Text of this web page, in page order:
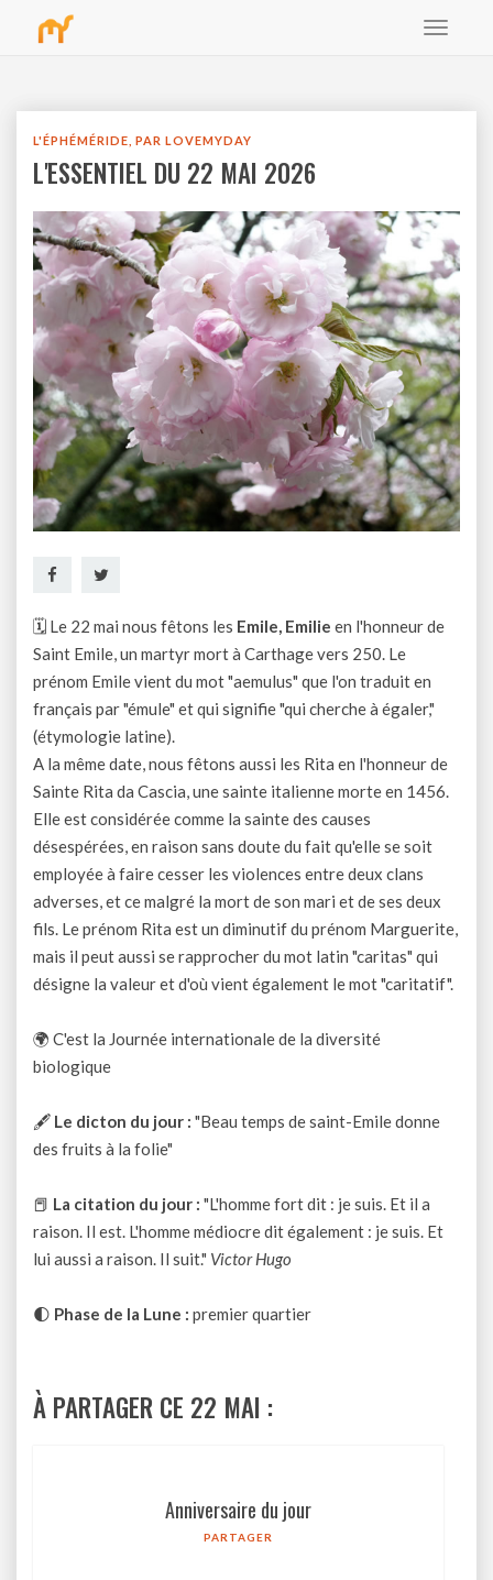
Toggle
L'ÉPHÉMÉRIDE, PAR LOVEMYDAY
L'ESSENTIEL DU 22 MAI 2026
🗓 Le 22 mai nous fêtons les Emile, Emilie en l'honneur de
Saint Emile, un martyr mort à Carthage vers 250. Le
prénom Emile vient du mot "aemulus" que l'on traduit en
français par "émule" et qui signifie "qui cherche à égaler,"
(étymologie latine).
A la même date, nous fêtons aussi les Rita en l'honneur de
Sainte Rita da Cascia, une sainte italienne morte en 1456.
Elle est considérée comme la sainte des causes
désespérées, en raison sans doute du fait qu'elle se soit
employée à faire cesser les violences entre deux clans
adverses, et ce malgré la mort de son mari et de ses deux
fils. Le prénom Rita est un diminutif du prénom Marguerite,
mais il peut aussi se rapprocher du mot latin "caritas" qui
désigne la valeur et d'où vient également le mot "caritatif".
🌍 C'est la Journée internationale de la diversité
biologique
🖋 Le dicton du jour : "Beau temps de saint-Emile donne
des fruits à la folie"
📕 La citation du jour : "L'homme fort dit : je suis. Et il a
raison. Il est. L'homme médiocre dit également : je suis. Et
lui aussi a raison. Il suit." Victor Hugo
🌓 Phase de la Lune : premier quartier
À PARTAGER CE 22 MAI :
Anniversaire du jour
PARTAGER